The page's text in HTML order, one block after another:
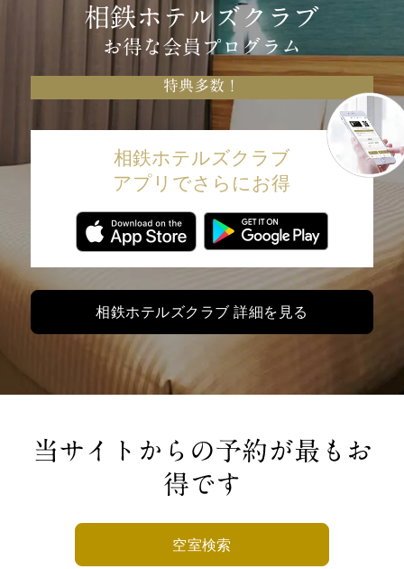
相鉄ホテルズクラブ
お得な会員プログラム
特典多数！
相鉄ホテルズクラブ
アプリでさらにお得
相鉄ホテルズクラブ 詳細を見る
当サイトからの予約が最もお
得です
空室検索